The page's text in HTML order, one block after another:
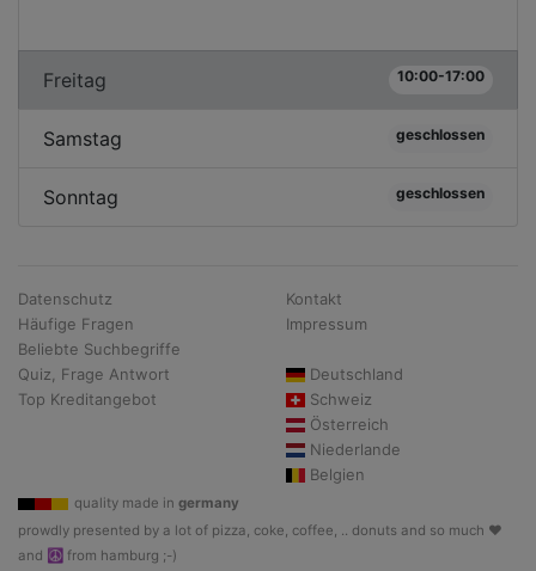
Freitag 10:00-17:00
Samstag geschlossen
Sonntag geschlossen
Datenschutz
Häufige Fragen
Beliebte Suchbegriffe
Quiz, Frage Antwort
Top Kreditangebot
Kontakt
Impressum
Deutschland
Schweiz
Österreich
Niederlande
Belgien
quality made in germany
prowdly presented by a lot of pizza, coke, coffee, .. donuts and so much ♥
and ☮ from hamburg ;-)